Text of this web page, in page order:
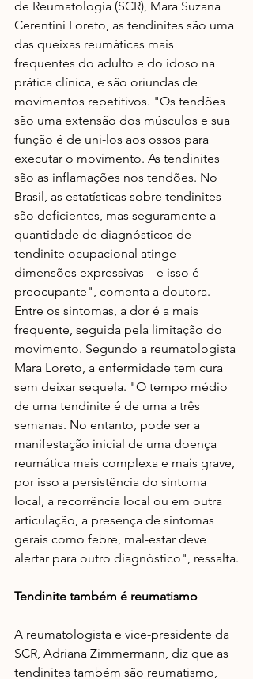
de Reumatologia (SCR), Mara Suzana
Cerentini Loreto, as tendinites são uma
das queixas reumáticas mais
frequentes do adulto e do idoso na
prática clínica, e são oriundas de
movimentos repetitivos. "Os tendões
são uma extensão dos músculos e sua
função é de uni-los aos ossos para
executar o movimento. As tendinites
são as inflamações nos tendões. No
Brasil, as estatísticas sobre tendinites
são deficientes, mas seguramente a
quantidade de diagnósticos de
tendinite ocupacional atinge
dimensões expressivas – e isso é
preocupante", comenta a doutora.
Entre os sintomas, a dor é a mais
frequente, seguida pela limitação do
movimento. Segundo a reumatologista
Mara Loreto, a enfermidade tem cura
sem deixar sequela. "O tempo médio
de uma tendinite é de uma a três
semanas. No entanto, pode ser a
manifestação inicial de uma doença
reumática mais complexa e mais grave,
por isso a persistência do sintoma
local, a recorrência local ou em outra
articulação, a presença de sintomas
gerais como febre, mal-estar deve
alertar para outro diagnóstico", ressalta.
Tendinite também é reumatismo
A reumatologista e vice-presidente da
SCR, Adriana Zimmermann, diz que as
tendinites também são reumatismo,